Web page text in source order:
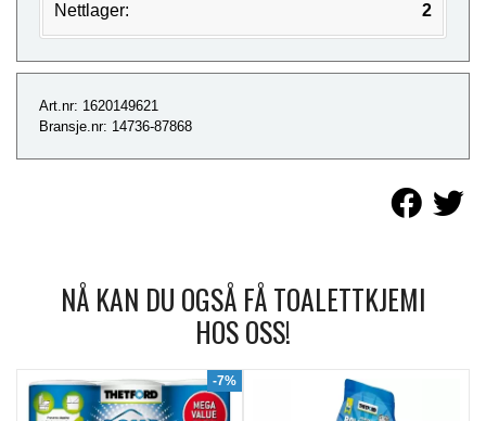
Nettlager: 2
Art.nr: 1620149621
Bransje.nr: 14736-87868
NÅ KAN DU OGSÅ FÅ TOALETTKJEMI
HOS OSS!
-7%